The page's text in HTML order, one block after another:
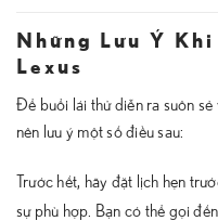
Những Lưu Ý
Lexus
Để buổi lái thử diễn ra suôn
nên lưu ý một số điều sau:
Trước hết, hãy đặt lịch hẹn
sự phù hợp. Bạn có thể gọi